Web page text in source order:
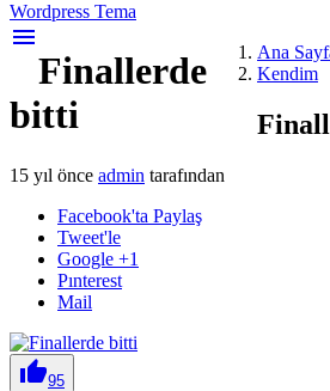
Wordpress Tema
menu
Finallerde
bitti
Ana
Kendim
15 yıl önce admin tarafından
Facebook'ta Paylaş
Tweet'le
Google +1
Pınterest
Mail
95